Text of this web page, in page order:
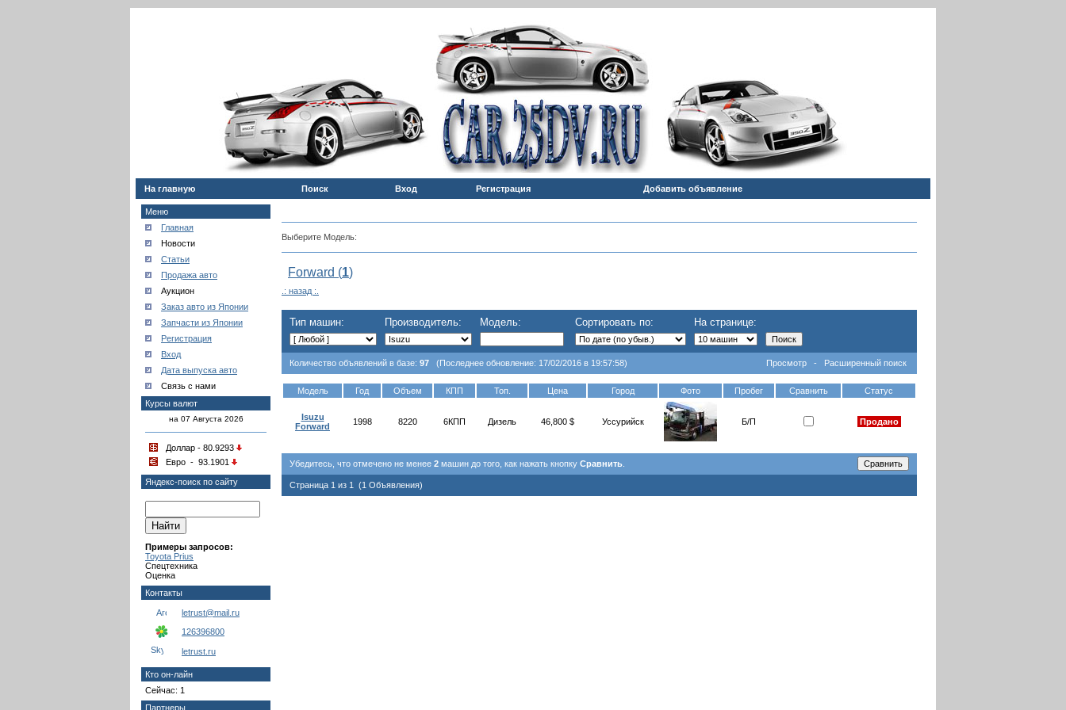
На главную Поиск Вход Регистрация Добавить объявление
Меню
Главная
Новости
Статьи
Продажа авто
Аукцион
Заказ авто из Японии
Запчасти из Японии
Регистрация
Вход
Дата выпуска авто
Связь с нами
Курсы валют
на 07 Августа 2026
Доллар - 80.9293
Евро - 93.1901
Яндекс-поиск по сайту
Примеры запросов:
Toyota Prius
Спецтехника
Оценка
Контакты
letrust@mail.ru
126396800
letrust.ru
Кто он-лайн
Сейчас: 1
Партнеры
Выберите Модель:
Forward (1)
.: назад :.
Тип машин: Производитель: Модель: Сортировать по: На странице:
Количество объявлений в базе: 97 (Последнее обновление: 17/02/2016 в 19:57:58) Просмотр - Расширенный поиск
Модель Год Объем КПП Топ. Цена Город Фото Пробег Сравнить Статус
Isuzu
Forward
1998 8220 6КПП Дизель 46,800 $ Уссурийск Б/П Продано
Убедитесь, что отмечено не менее 2 машин до того, как нажать кнопку Сравнить
Страница 1 из 1 (1 Объявления)